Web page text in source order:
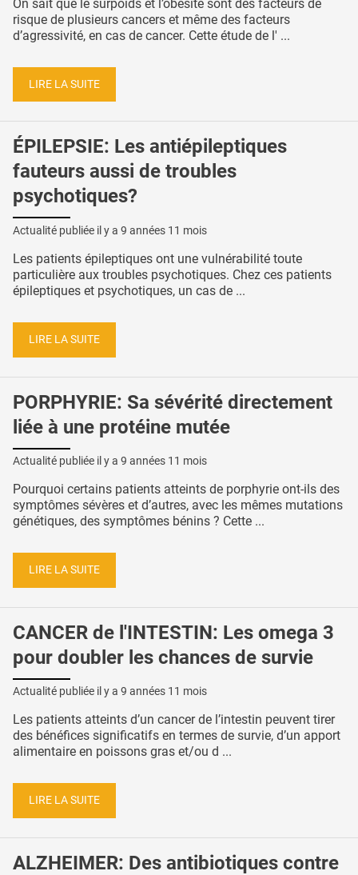
On sait que le surpoids et l’obésité sont des facteurs de
risque de plusieurs cancers et même des facteurs
d’agressivité, en cas de cancer. Cette étude de l' ...
LIRE LA SUITE
ÉPILEPSIE: Les antiépileptiques
fauteurs aussi de troubles
psychotiques?
Actualité publiée il y a 9 années 11 mois
Les patients épileptiques ont une vulnérabilité toute
particulière aux troubles psychotiques. Chez ces patients
épileptiques et psychotiques, un cas de ...
LIRE LA SUITE
PORPHYRIE: Sa sévérité directement
liée à une protéine mutée
Actualité publiée il y a 9 années 11 mois
Pourquoi certains patients atteints de porphyrie ont-ils des
symptômes sévères et d’autres, avec les mêmes mutations
génétiques, des symptômes bénins ? Cette ...
LIRE LA SUITE
CANCER de l'INTESTIN: Les omega 3
pour doubler les chances de survie
Actualité publiée il y a 9 années 11 mois
Les patients atteints d’un cancer de l’intestin peuvent tirer
des bénéfices significatifs en termes de survie, d’un apport
alimentaire en poissons gras et/ou d ...
LIRE LA SUITE
ALZHEIMER: Des antibiotiques contre